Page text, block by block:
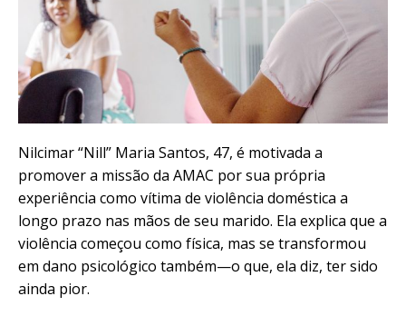
Nilcimar “Nill” Maria Santos, 47, é motivada a
promover a missão da AMAC por sua própria
experiência como vítima de violência doméstica a
longo prazo nas mãos de seu marido. Ela explica que a
violência começou como física, mas se transformou
em dano psicológico também—o que, ela diz, ter sido
ainda pior.